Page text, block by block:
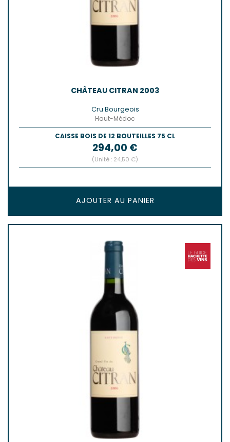
CHÂTEAU CITRAN 2003
Cru Bourgeois
Haut-Médoc
CAISSE BOIS DE 12 BOUTEILLES 75 CL
Prix
294,00 €
(Unité : 24,50 €)
AJOUTER AU PANIER